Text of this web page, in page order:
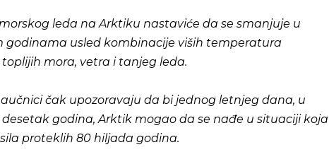
leda na Arktiku nastaviće da se smanjuje u
godinama usled kombinacije viših temperatura
mora, vetra i tanjeg leda.
čak upozoravaju da bi jednog letnjeg dana, u
godina, Arktik mogao da se nađe u situaciji koja
proteklih 80 hiljada godina.